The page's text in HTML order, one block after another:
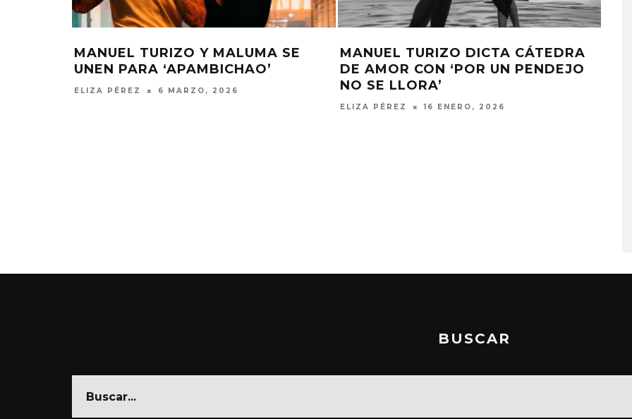
LUIS FONSI CANTARÁ LA CANCIÓN
OFICIAL DE LA COPA CONCACAF
2025
MANUEL TURIZO LANZA SU SINGLE
‘ENHORABUENA’
ELIZA PÉREZ 13 AGOSTO, 2024
BUSCAR